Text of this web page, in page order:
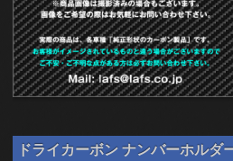
ドライカーボン ナンバーホル